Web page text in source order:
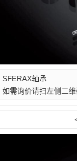
SFERAX轴承
如需询价请扫左侧二